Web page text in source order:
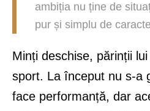
ambiția nu ține de
pur și simplu de
Minți deschise, părinții
sport. La început nu s-a
face performanță, dar